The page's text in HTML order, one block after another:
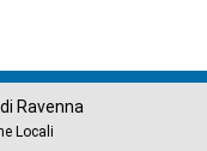
Ravenna
Locali